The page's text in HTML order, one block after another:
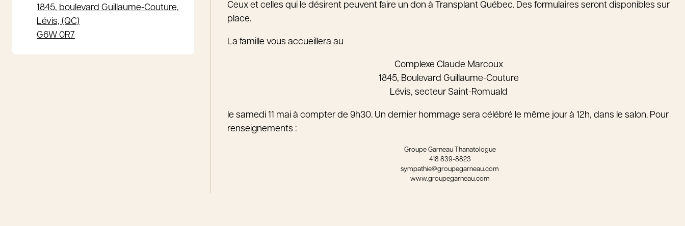
1845, boulevard Guillaume-Couture,
Lévis, (QC)
G6W 0R7
Ceux et celles qui le désirent peuvent faire un don à Transplant Québec. Des formulaires seront disponibles sur
place.
La famille vous accueillera au
Complexe Claude Marcoux
1845, Boulevard Guillaume-Couture
Lévis, secteur Saint-Romuald
le samedi 11 mai à compter de 9h30. Un dernier hommage sera célébré le même jour à 12h, dans le salon. Pour
renseignements :
Groupe Garneau Thanatologue
418 839-8823
sympathie@groupegarneau.com
www.groupegarneau.com